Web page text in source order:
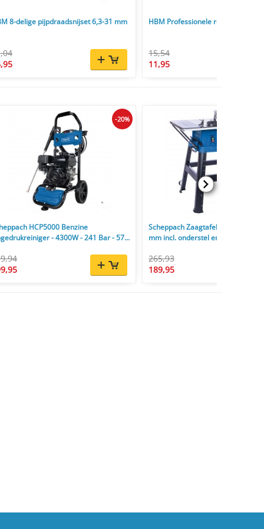
8-delige pijpdraadsnijset 6,3-31 mm HBM Professionele remleiding
15,54
11,95
HCP5000 Benzine
- 4300W - 241 Bar - 570
-20%
Scheppach Zaagtafel HS254
mm incl. onderstel en zaagblad
265,93
189,95